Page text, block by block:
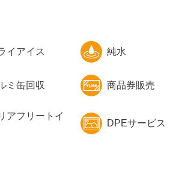
イアイス 純水
ミ缶回収 商品券販売
アフリートイ
DPEサービス